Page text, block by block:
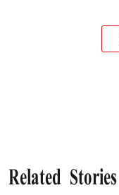
Related Stories